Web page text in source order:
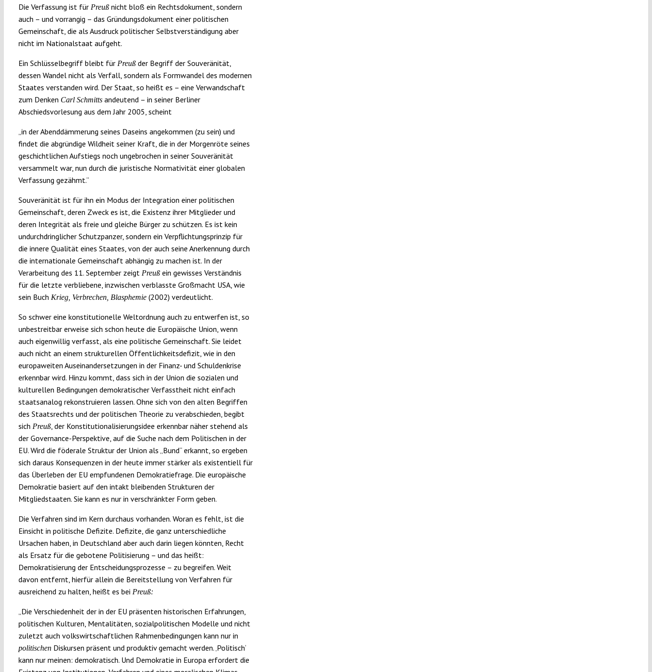
Die Verfassung ist für Preußnicht bloß ein Rechtsdokument, sondern
auch – und vorrangig – das Gründungsdokument einer politischen
Gemeinschaft, die als Ausdruck politischer Selbstverständigung aber
nicht im Nationalstaat aufgeht.
Ein Schlüsselbegriff bleibt für Preußder Begriff der Souveränität,
dessen Wandel nicht als Verfall, sondern als Formwandel des modernen
Staates verstanden wird. Der Staat, so heißt es – eine Verwandschaft
zum Denken Carl Schmittsandeutend – in seiner Berliner
Abschiedsvorlesung aus dem Jahr 2005, scheint
„in der Abenddämmerung seines Daseins angekommen (zu sein) und
findet die abgründige Wildheit seiner Kraft, die in der Morgenröte seines
geschichtlichen Aufstiegs noch ungebrochen in seiner Souveränität
versammelt war, nun durch die juristische Normativität einer globalen
Verfassung gezähmt.“
Souveränität ist für ihn ein Modus der Integration einer politischen
Gemeinschaft, deren Zweck es ist, die Existenz ihrer Mitglieder und
deren Integrität als freie und gleiche Bürger zu schützen. Es ist kein
undurchdringlicher Schutzpanzer, sondern ein Verpflichtungsprinzip für
die innere Qualität eines Staates, von der auch seine Anerkennung durch
die internationale Gemeinschaft abhängig zu machen ist. In der
Verarbeitung des 11. September zeigt Preußein gewisses Verständnis
für die letzte verbliebene, inzwischen verblasste Großmacht USA, wie
sein Buch Krieg, Verbrechen, Blasphemie(2002) verdeutlicht.
So schwer eine konstitutionelle Weltordnung auch zu entwerfen ist, so
unbestreitbar erweise sich schon heute die Europäische Union, wenn
auch eigenwillig verfasst, als eine politische Gemeinschaft. Sie leidet
auch nicht an einem strukturellen Öffentlichkeitsdefizit, wie in den
europaweiten Auseinandersetzungen in der Finanz- und Schuldenkrise
erkennbar wird. Hinzu kommt, dass sich in der Union die sozialen und
kulturellen Bedingungen demokratischer Verfasstheit nicht einfach
staatsanalog rekonstruieren lassen. Ohne sich von den alten Begriffen
des Staatsrechts und der politischen Theorie zu verabschieden, begibt
sich Preuß, der Konstitutionalisierungsidee erkennbar näher stehend als
der Governance-Perspektive, auf die Suche nach dem Politischen in der
EU. Wird die föderale Struktur der Union als „Bund“ erkannt, so ergeben
sich daraus Konsequenzen in der heute immer stärker als existentiell für
das Überleben der EU empfundenen Demokratiefrage. Die europäische
Demokratie basiert auf den intakt bleibenden Strukturen der
Mitgliedstaaten. Sie kann es nur in verschränkter Form geben.
Die Verfahren sind im Kern durchaus vorhanden. Woran es fehlt, ist die
Einsicht in politische Defizite. Defizite, die ganz unterschiedliche
Ursachen haben, in Deutschland aber auch darin liegen könnten, Recht
als Ersatz für die gebotene Politisierung – und das heißt:
Demokratisierung der Entscheidungsprozesse – zu begreifen. Weit
davon entfernt, hierfür allein die Bereitstellung von Verfahren für
ausreichend zu halten, heißt es bei Preuß:
„Die Verschiedenheit der in der EU präsenten historischen Erfahrungen,
politischen Kulturen, Mentalitäten, sozialpolitischen Modelle und nicht
zuletzt auch volkswirtschaftlichen Rahmenbedingungen kann nur in
politischenDiskursen präsent und produktiv gemacht werden. ‚Politisch‘
kann nur meinen: demokratisch. Und Demokratie in Europa erfordert die